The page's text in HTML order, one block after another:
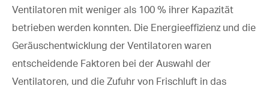
Ventilatoren mit weniger als 100 % ihrer Kapazität
betrieben werden konnten. Die Energieeffizienz und die
Geräuschentwicklung der Ventilatoren waren
entscheidende Faktoren bei der Auswahl der
Ventilatoren, und die Zufuhr von Frischluft in das